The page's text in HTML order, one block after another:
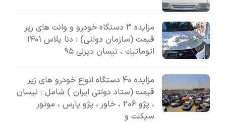
مزایده 3 دستگاه خودرو و وانت های زیر
قیمت (سازمان دولتی) : دنا پلاس 1401
اتوماتيك ، نیسان دیزلی 95
مزایده 40 دستگاه انواع خودرو های زیر
قیمت (ستاد دولتی ایران ) شامل : نیسان
، پژو 206 ، خاور ، پژو پارس ، موتور
سیکلت و